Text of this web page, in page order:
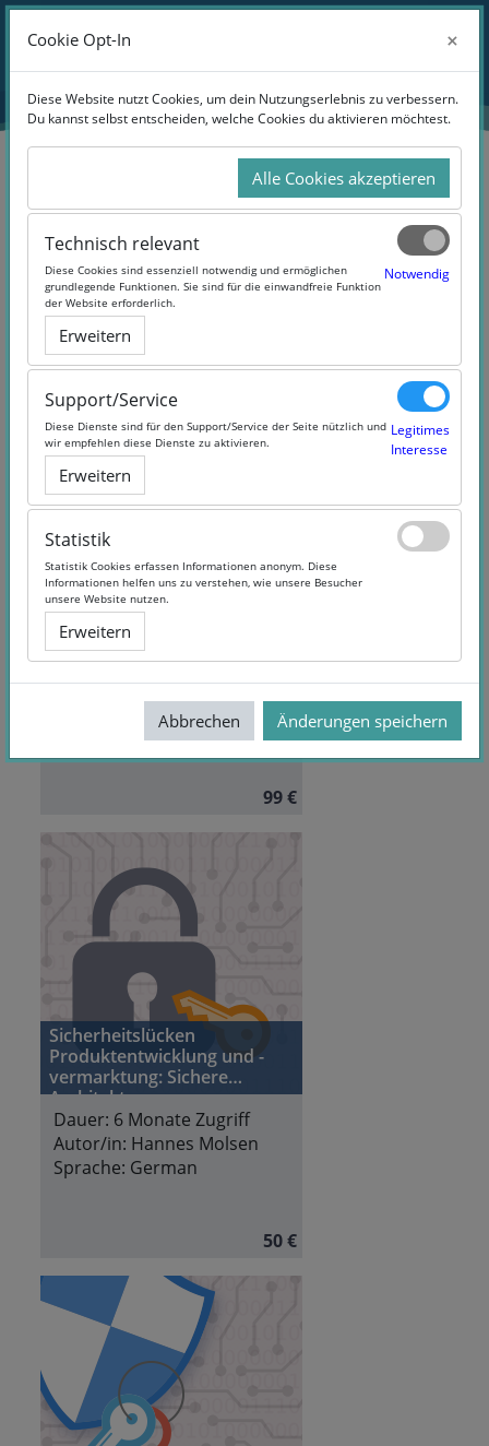
Zum Hauptinhalt
Website-Übersicht
Anmelden
Suchen
29 Products Found
Verpackungstechnik
German
99 €
Sicherheitslücken
Produktentwicklung und -
vermarktung: Sichere
Architekturen
Dauer: 6 Monate Zugriff
Autor/in: Hannes Molsen
Sprache: German
50 €
Cookie Opt-In ×
Diese Website nutzt Cookies, um dein Nutzungserlebnis zu verbessern.
Du kannst selbst entscheiden, welche Cookies du aktivieren möchtest.
Alle Cookies akzeptieren
Technisch relevant
Diese Cookies sind essenziell notwendig und ermöglichen
grundlegende Funktionen. Sie sind für die einwandfreie Funktion
der Website erforderlich.
Notwendig
Erweitern
Support/Service
Diese Dienste sind für den Support/Service der Seite nützlich und
wir empfehlen diese Dienste zu aktivieren.
Legitimes
Interesse
Erweitern
Statistik
Statistik Cookies erfassen Informationen anonym. Diese
Informationen helfen uns zu verstehen, wie unsere Besucher
unsere Website nutzen.
Erweitern
Abbrechen Änderungen speichern
Cookie Opt-In ×
Diese Website nutzt Cookies, um dein Nutzungserlebnis zu verbessern.
Du kannst selbst entscheiden, welche Cookies du aktivieren möchtest.
Alle Cookies akzeptieren
Technisch relevant
Diese Cookies sind essenziell notwendig und ermöglichen
grundlegende Funktionen. Sie sind für die einwandfreie Funktion
der Website erforderlich.
Notwendig
Erweitern
Support/Service
Diese Dienste sind für den Support/Service der Seite nützlich und
wir empfehlen diese Dienste zu aktivieren.
Legitimes
Interesse
Erweitern
Statistik
Statistik Cookies erfassen Informationen anonym. Diese
Informationen helfen uns zu verstehen, wie unsere Besucher
unsere Website nutzen.
Erweitern
Abbrechen Änderungen speichern